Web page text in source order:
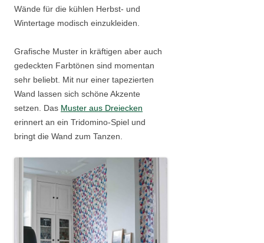
Wände für die kühlen Herbst- und
Wintertage modisch einzukleiden.
Grafische Muster in kräftigen aber auch
gedeckten Farbtönen sind momentan
sehr beliebt. Mit nur einer tapezierten
Wand lassen sich schöne Akzente
setzen. Das Muster aus Dreiecken
erinnert an ein Tridomino-Spiel und
bringt die Wand zum Tanzen.